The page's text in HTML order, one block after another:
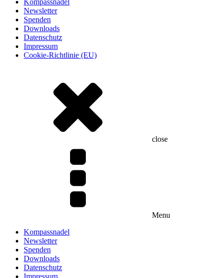
Newsletter
Spenden
Downloads
Datenschutz
Impressum
Cookie-Richtlinie (EU)
close
Menu
Kompassnadel
Newsletter
Spenden
Downloads
Datenschutz
Impressum